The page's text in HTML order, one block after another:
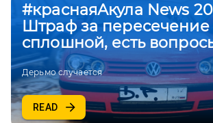
#краснаяАкула News
Штраф за пересечение
сплошной, есть
Дерьмо случается
READ